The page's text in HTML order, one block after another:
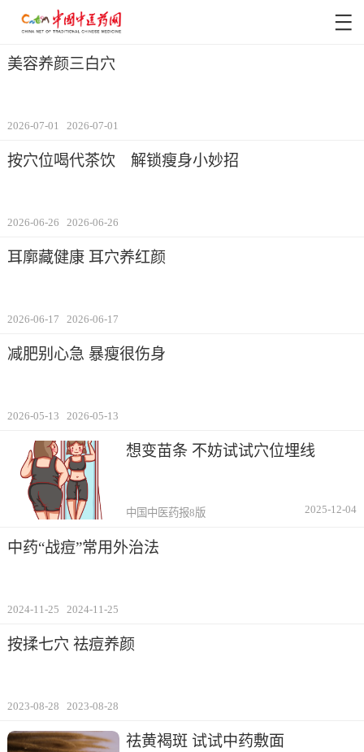
美容养颜三白穴
2026-07-01 2026-07-01
按穴位喝代茶饮 解锁瘦身小妙招
2026-06-26 2026-06-26
耳廓藏健康 耳穴养红颜
2026-06-17 2026-06-17
减肥别心急 暴瘦很伤身
2026-05-13 2026-05-13
想变苗条 不妨试试穴位埋线
中国中医药报8版 2025-12-04
中药“战痘”常用外治法
2024-11-25 2024-11-25
按揉七穴 祛痘养颜
2023-08-28 2023-08-28
祛黄褐斑 试试中药敷面